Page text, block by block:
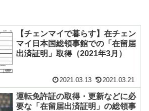
【チェンマイで暮らす】在チェン
マイ日本国総領事館での「在留届
出済証明」取得（2021年3月）
2021.03.13 2021.03.21
運転免許証の取得・更新などに必
要な「在留届出済証明」の総領事